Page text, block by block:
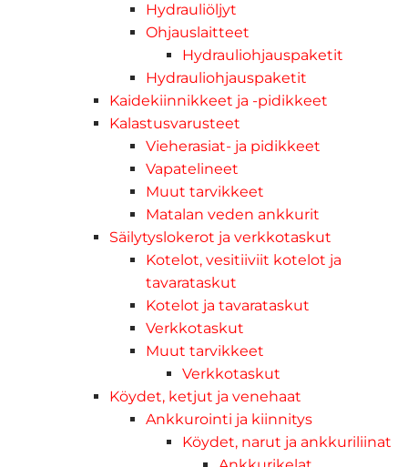
Hydrauliöljyt
Ohjauslaitteet
Hydrauliohjauspaketit
Hydrauliohjauspaketit
Kaidekiinnikkeet ja -pidikkeet
Kalastusvarusteet
Vieherasiat- ja pidikkeet
Vapatelineet
Muut tarvikkeet
Matalan veden ankkurit
Säilytyslokerot ja verkkotaskut
Kotelot, vesitiiviit kotelot ja
tavarataskut
Kotelot ja tavarataskut
Verkkotaskut
Muut tarvikkeet
Verkkotaskut
Köydet, ketjut ja venehaat
Ankkurointi ja kiinnitys
Köydet, narut ja ankkuriliinat